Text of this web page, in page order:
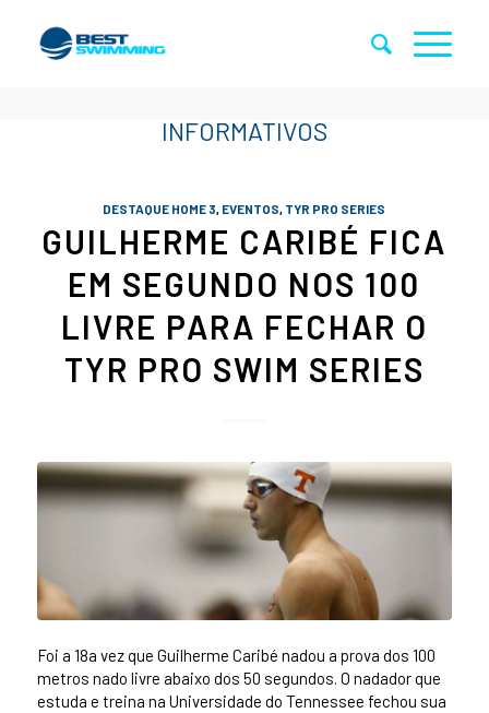
DESTAQUE HOME 3, EVENTOS, TYR PRO SERIES
GUILHERME CARIBÉ FICA
EM SEGUNDO NOS 100
LIVRE PARA FECHAR O
TYR PRO SWIM SERIES
Foi a 18a vez que Guilherme Caribé nadou a prova dos 100
metros nado livre abaixo dos 50 segundos. O nadador que
estuda e treina na Universidade do Tennessee fechou sua